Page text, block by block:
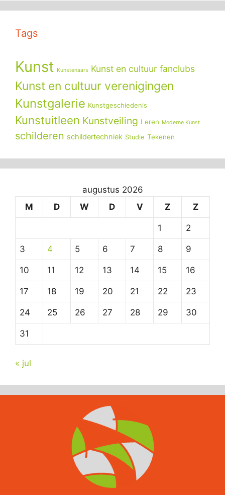
Tags
Kunst Kunstenaars Kunst en cultuur fanclubs
Kunst en cultuur verenigingen
Kunstgalerie Kunstgeschiedenis
Kunstuitleen Kunstveiling Leren Moderne Kunst
schilderen schildertechniek Studie Tekenen
augustus 2026
M
D W D V Z Z
1 2
3 4 5 6 7 8 9
10 11 12 13 14 15 16
17 18 19 20 21 22 23
24 25 26 27 28 29 30
31
« jul